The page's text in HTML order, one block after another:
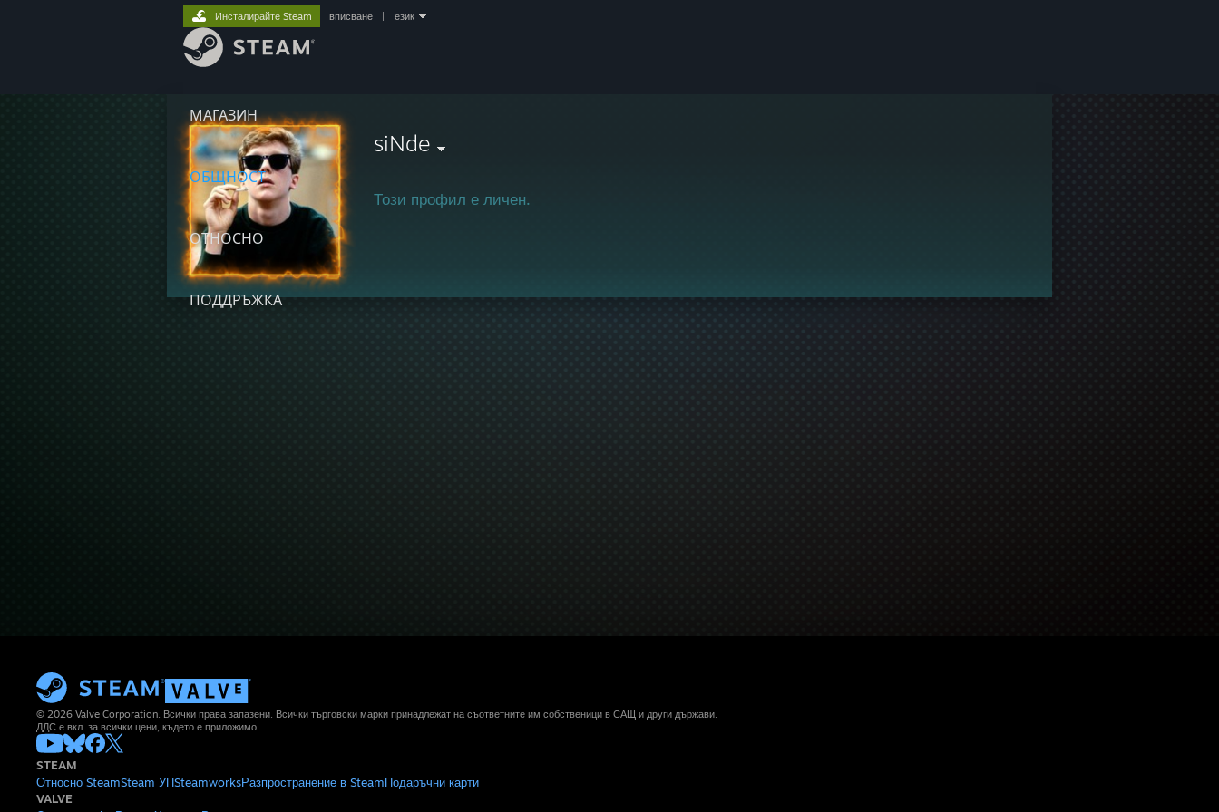
МАГАЗИН
ОБЩНОСТ
ОТНОСНО
ПОДДРЪЖКА
Инсталирайте Steam вписване език
siNde
Този профил е личен.
© 2026 Valve Corporation. Всички права запазени. Всички търговски марки принадлежат на съответните им собственици в САЩ и други държави.
ДДС е вкл. за всички цени, където е приложимо.
STEAM
Относно SteamSteam УПSteamworksРазпространение в SteamПодаръчни карти
VALVE